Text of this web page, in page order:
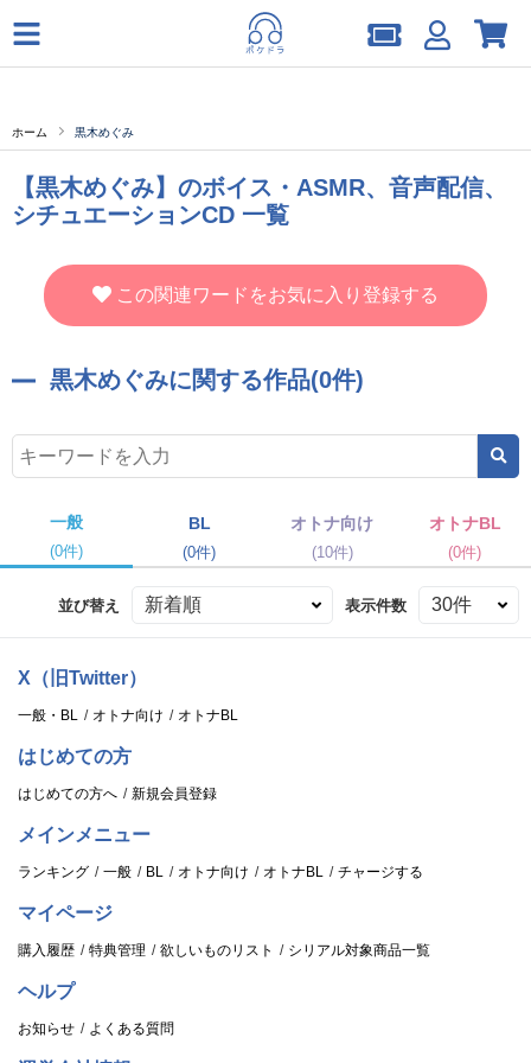
ホーム 黒木めぐみ
【黒木めぐみ】のボイス・ASMR、音声配信、
シチュエーションCD 一覧
この関連ワードをお気に入り登録する
黒木めぐみに関する作品(0件)
一般
(0件)
BL
(0件)
オトナ向け
(10件)
オトナBL
(0件)
並び替え 表示件数
X（旧Twitter）
一般・BL オトナ向け オトナBL
はじめての方
はじめての方へ 新規会員登録
メインメニュー
ランキング 一般 BL オトナ向け オトナBL チャージする
マイページ
購入履歴 特典管理 欲しいものリスト シリアル対象商品一覧
ヘルプ
お知らせ よくある質問